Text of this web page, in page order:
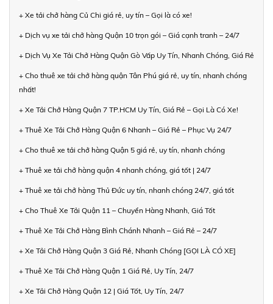
+ Xe tải chở hàng Củ Chi giá rẻ, uy tín – Gọi là có xe!
+ Dịch vụ xe tải chở hàng Quận 10 trọn gói – Giá cạnh tranh – 24/7
+ Dịch Vụ Xe Tải Chở Hàng Quận Gò Vấp Uy Tín, Nhanh Chóng, Giá Rẻ
+ Cho thuê xe tải chở hàng quận Tân Phú giá rẻ, uy tín, nhanh chóng
nhất!
+ Xe Tải Chở Hàng Quận 7 TP.HCM Uy Tín, Giá Rẻ – Gọi Là Có Xe!
+ Thuê Xe Tải Chở Hàng Quận 6 Nhanh – Giá Rẻ – Phục Vụ 24/7
+ Cho thuê xe tải chở hàng Quận 5 giá rẻ, uy tín, nhanh chóng
+ Thuê xe tải chở hàng quận 4 nhanh chóng, giá tốt | 24/7
+ Thuê xe tải chở hàng Thủ Đức uy tín, nhanh chóng 24/7, giá tốt
+ Cho Thuê Xe Tải Quận 11 – Chuyển Hàng Nhanh, Giá Tốt
+ Thuê Xe Tải Chở Hàng Bình Chánh Nhanh – Giá Rẻ – 24/7
+ Xe Tải Chở Hàng Quận 3 Giá Rẻ, Nhanh Chóng [GỌI LÀ CÓ XE]
+ Thuê Xe Tải Chở Hàng Quận 1 Giá Rẻ, Uy Tín, 24/7
+ Xe Tải Chở Hàng Quận 12 | Giá Tốt, Uy Tín, 24/7